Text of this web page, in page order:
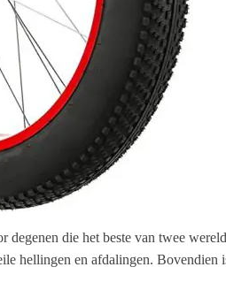
die het beste van twee
hellingen en afdalingen. Bovendien